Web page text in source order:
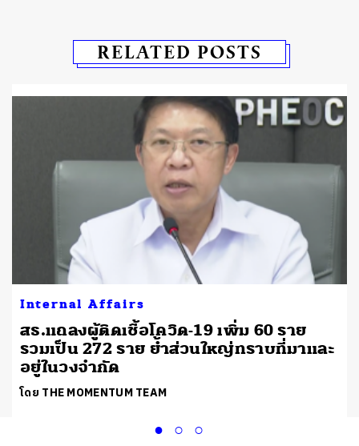
RELATED POSTS
Internal Affairs
สธ.แถลงผู้ติดเชื้อโควิด-19 เพิ่ม 60 ราย
รวมเป็น 272 ราย ย้ำส่วนใหญ่ทราบที่มาและ
อยู่ในวงจำกัด
โดย THE MOMENTUM TEAM